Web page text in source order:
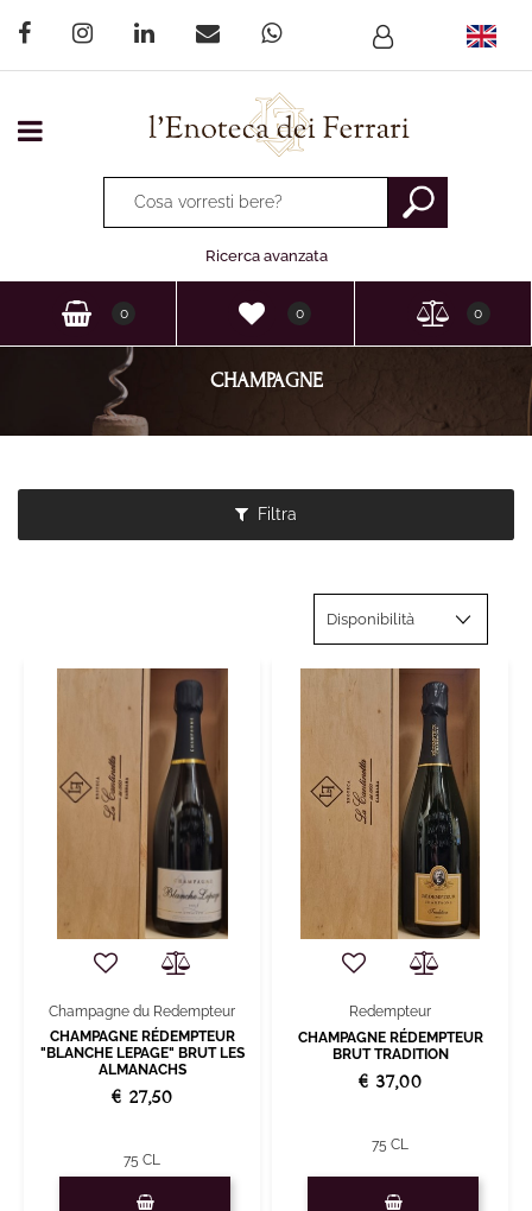
Open menu
La modifica di un filtro aggiorna automaticamente gli
Ricerca avanzata
0 0 0
CHAMPAGNE
Filtra
Champagne du Redempteur
CHAMPAGNE RÉDEMPTEUR
"BLANCHE LEPAGE" BRUT LES
ALMANACHS
€ 27,50
75 CL
Redempteur
CHAMPAGNE RÉDEMPTEUR
BRUT TRADITION
€ 37,00
75 CL